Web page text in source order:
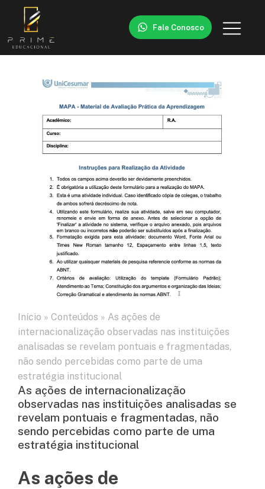
Fale Conosco
Início » Conteúdos » As ações de
internacionalização observadas nas instituições
analisadas se revelam pontuais e fragmentadas,
não sendo percebidas como parte de uma
estratégia institucional
As ações de internacionalização
observadas nas instituições analisadas se
revelam pontuais e fragmentadas, não
sendo percebidas como parte de uma
estratégia institucional
As ações de